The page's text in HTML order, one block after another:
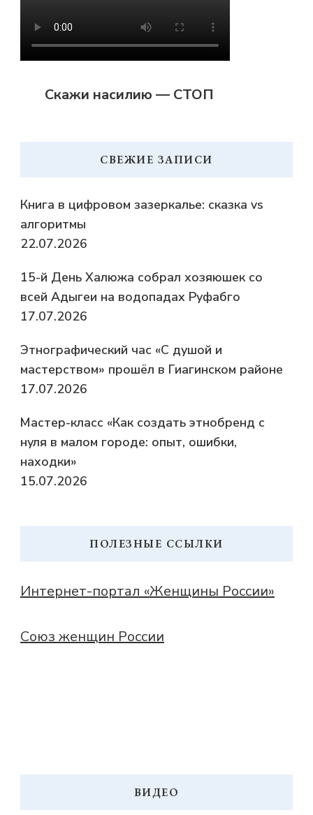
Скажи насилию — СТОП
СВЕЖИЕ ЗАПИСИ
Книга в цифровом зазеркалье: сказка vs
алгоритмы
22.07.2026
15-й День Халюжа собрал хозяюшек со
всей Адыгеи на водопадах Руфабго
17.07.2026
Этнографический час «С душой и
мастерством» прошёл в Гиагинском районе
17.07.2026
Мастер-класс «Как создать этнобренд с
нуля в малом городе: опыт, ошибки,
находки»
15.07.2026
ПОЛЕЗНЫЕ ССЫЛКИ
Интернет-портал «Женщины России»
Союз женщин России
ВИДЕО